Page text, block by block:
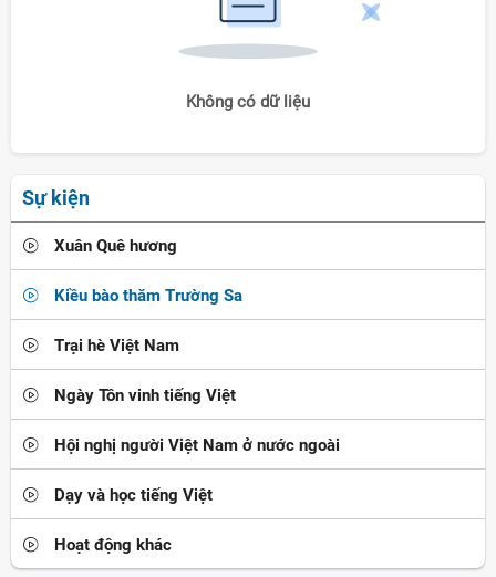
Không có dữ liệu
Sự kiện
Xuân Quê hương
Kiều bào thăm Trường Sa
Trại hè Việt Nam
Ngày Tôn vinh tiếng Việt
Hội nghị người Việt Nam ở nước ngoài
Dạy và học tiếng Việt
Hoạt động khác